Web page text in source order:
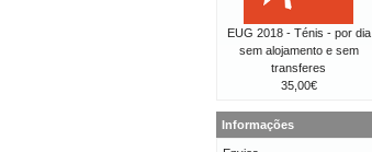
EUG 2018 - Ténis - por dia
sem alojamento e sem
transferes
35,00€
Informações